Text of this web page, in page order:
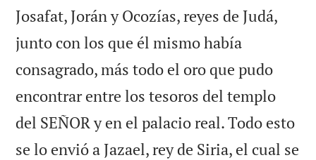
Josafat, Jorán y Ocozías, reyes de Judá,
junto con los que él mismo había
consagrado, más todo el oro que pudo
encontrar entre los tesoros del templo
del SEÑOR y en el palacio real. Todo esto
se lo envió a Jazael, rey de Siria, el cual se